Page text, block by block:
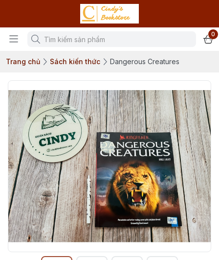
0
Trang chủ Sách kiến thức Dangerous Creatures